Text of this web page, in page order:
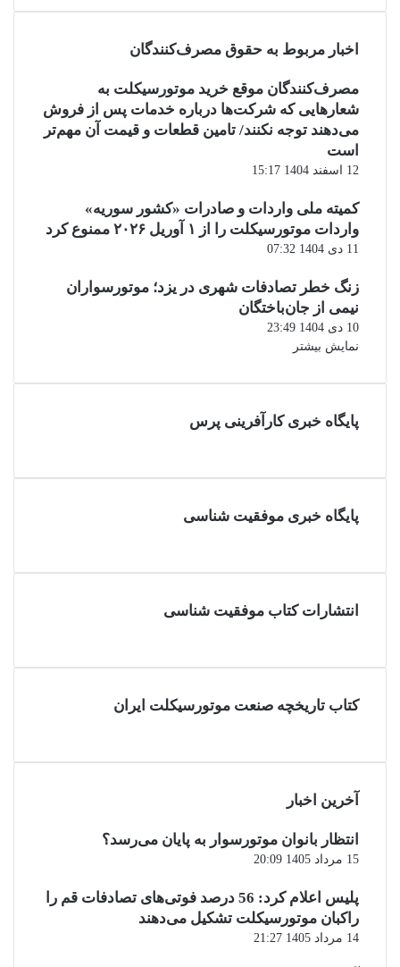
اخبار مربوط به حقوق مصرف‌کنندگان
مصرف‌کنندگان موقع خرید موتورسیکلت به
شعارهایی که شرکت‌ها درباره خدمات پس از فروش
می‌دهند توجه نکنند/ تامین قطعات و قیمت آن مهم‌تر
است
12 اسفند 1404 15:17
کمیته ملی واردات و صادرات «کشور سوریه»
واردات موتورسیکلت را از ۱ آوریل ۲۰۲۶ ممنوع کرد
11 دی 1404 07:32
زنگ خطر تصادفات شهری در یزد؛ موتورسواران
نیمی از جان‌باختگان
10 دی 1404 23:49
نمایش بیشتر
پایگاه خبری کارآفرینی پرس
پایگاه خبری موفقیت شناسی
انتشارات کتاب موفقیت شناسی
کتاب تاریخچه صنعت موتورسیکلت ایران
آخرین اخبار
انتظار بانوان موتورسوار به پایان می‌رسد؟
15 مرداد 1405 20:09
پلیس اعلام کرد: 56 درصد فوتی‌های تصادفات قم را
راکبان موتورسیکلت تشکیل می‌دهند
14 مرداد 1405 21:27